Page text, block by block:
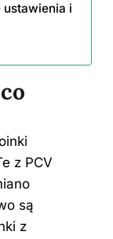
i
z PCV
są
z